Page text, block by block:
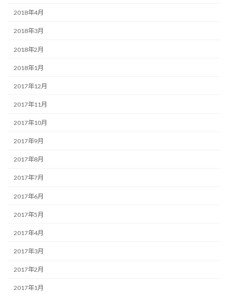
2018年4月
2018年3月
2018年2月
2018年1月
2017年12月
2017年11月
2017年10月
2017年9月
2017年8月
2017年7月
2017年6月
2017年5月
2017年4月
2017年3月
2017年2月
2017年1月